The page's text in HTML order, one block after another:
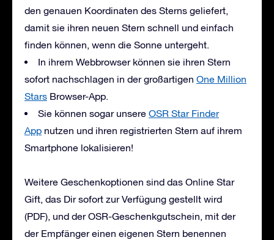
den genauen Koordinaten des Sterns geliefert,
damit sie ihren neuen Stern schnell und einfach
finden können, wenn die Sonne untergeht.
In ihrem Webbrowser können sie ihren Stern
sofort nachschlagen in der großartigen One Million
Stars Browser-App.
Sie können sogar unsere OSR Star Finder
App nutzen und ihren registrierten Stern auf ihrem
Smartphone lokalisieren!
Weitere Geschenkoptionen sind das Online Star
Gift, das Dir sofort zur Verfügung gestellt wird
(PDF), und der OSR-Geschenkgutschein, mit der
der Empfänger einen eigenen Stern benennen